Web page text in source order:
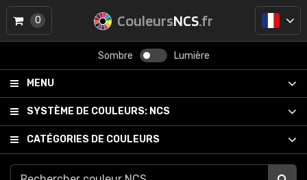
CouleursNCS.fr
Sombre Lumière
MENU
SYSTÈME DE COULEURS: NCS
CATÉGORIES DE COULEURS
0